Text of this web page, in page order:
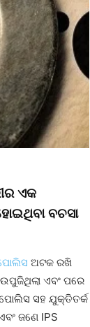
ଏକ
ବଚସା
ଅଟକ ରଖି
ଏବଂ ପରେ
ସହ ଯୁକ୍ତିତର୍କ
ଜଣେ IPS